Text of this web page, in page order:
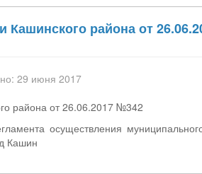
Кашинского района от
29 июня 2017
района от 26.06.2017 №342
осуществления
Кашин